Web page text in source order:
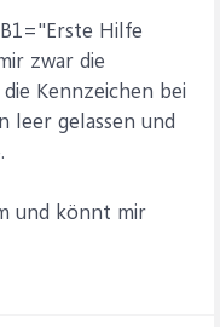
Hilfe
zwar die
Kennzeichen bei
leer gelassen und
und könnt mir